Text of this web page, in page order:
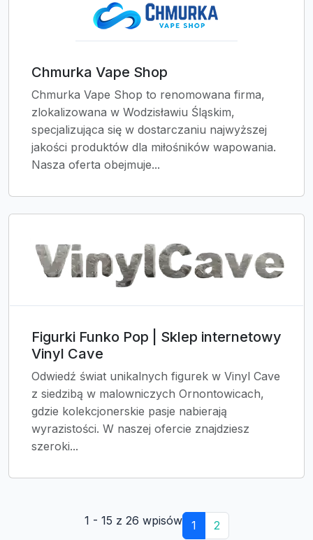
Chmurka Vape Shop
Chmurka Vape Shop to renomowana firma,
zlokalizowana w Wodzisławiu Śląskim,
specjalizująca się w dostarczaniu najwyższej
jakości produktów dla miłośników wapowania.
Nasza oferta obejmuje...
Figurki Funko Pop | Sklep internetowy
Vinyl Cave
Odwiedź świat unikalnych figurek w Vinyl Cave
z siedzibą w malowniczych Ornontowicach,
gdzie kolekcjonerskie pasje nabierają
wyrazistości. W naszej ofercie znajdziesz
szeroki...
1 - 15 z 26 wpisów 1 2